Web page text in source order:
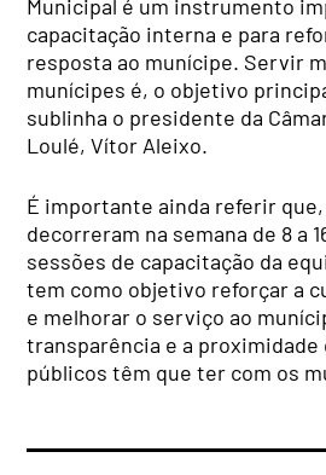
Municipal é um instrumento
capacitação interna e para
resposta ao munícipe. Servir
munícipes é, o objetivo
sublinha o presidente da
Loulé, Vítor Aleixo.
É importante ainda referir
decorreram na semana de 8 a
sessões de capacitação da
tem como objetivo reforçar a
e melhorar o serviço ao
transparência e a
públicos têm que ter com os